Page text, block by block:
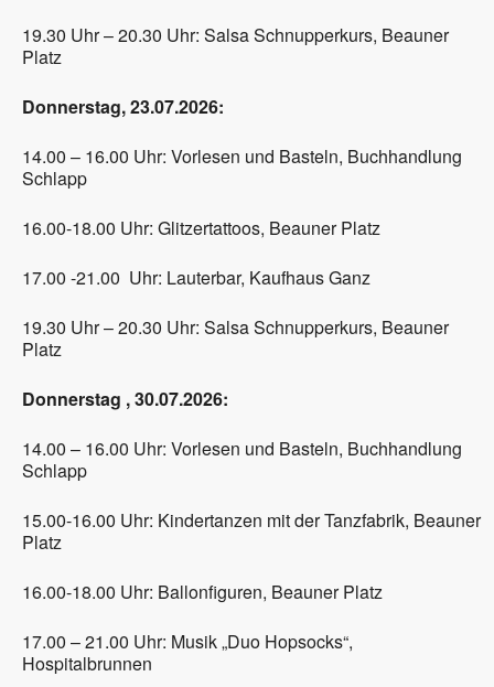
19.30 Uhr – 20.30 Uhr: Salsa Schnupperkurs, Beauner
Platz
Donnerstag, 23.07.2026:
14.00 – 16.00 Uhr: Vorlesen und Basteln, Buchhandlung
Schlapp
16.00-18.00 Uhr: Glitzertattoos, Beauner Platz
17.00 -21.00 Uhr: Lauterbar, Kaufhaus Ganz
19.30 Uhr – 20.30 Uhr: Salsa Schnupperkurs, Beauner
Platz
Donnerstag , 30.07.2026:
14.00 – 16.00 Uhr: Vorlesen und Basteln, Buchhandlung
Schlapp
15.00-16.00 Uhr: Kindertanzen mit der Tanzfabrik, Beauner
Platz
16.00-18.00 Uhr: Ballonfiguren, Beauner Platz
17.00 – 21.00 Uhr: Musik „Duo Hopsocks“,
Hospitalbrunnen